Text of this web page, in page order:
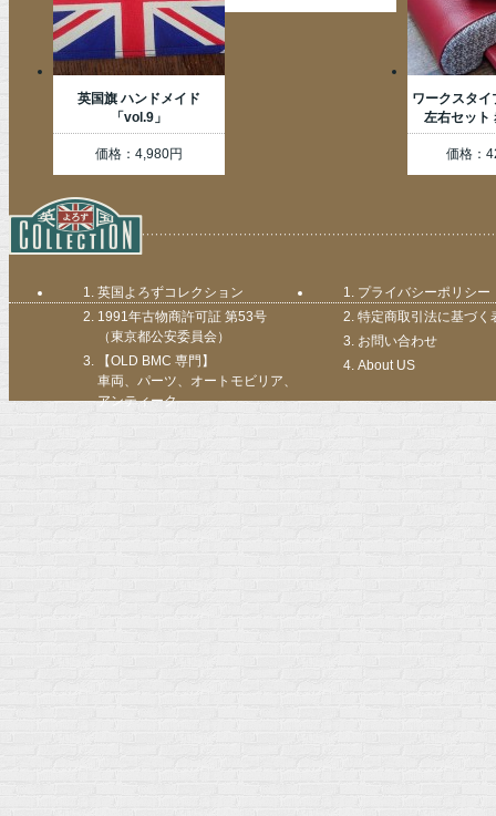
英国旗 ハンドメイド
「vol.9」
価格：4,980円
ワークスタイ
左右セット
価格：
英国よろずコレクション
1991年古物商許可証 第53号
（東京都公安委員会）
【OLD BMC 専門】
車両、パーツ、オートモビリア、
アンティーク
プライバシーポリシー
特定商取引法に基づく
お問い合わせ
About US